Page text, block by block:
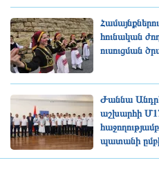
հունական
ուսուցման
Ժաննա
աշխարհի Մ17
պատանի